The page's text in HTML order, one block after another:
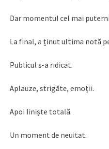
Dar momentul cel mai
La final, a ținut ultima notă
Publicul s-a ridicat.
Aplauze, strigăte, emoții.
Apoi liniște totală.
Un moment de neuitat.